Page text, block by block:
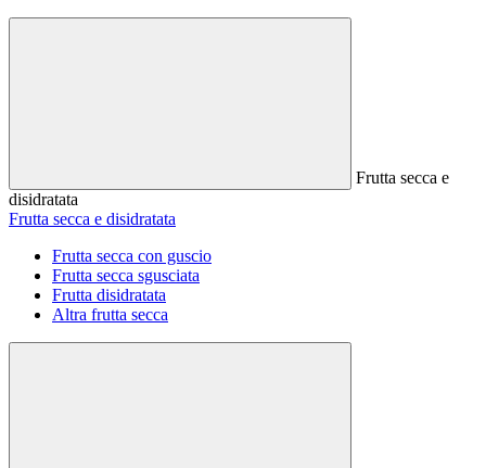
Frutta secca e
disidratata
Frutta secca e disidratata
Frutta secca con guscio
Frutta secca sgusciata
Frutta disidratata
Altra frutta secca